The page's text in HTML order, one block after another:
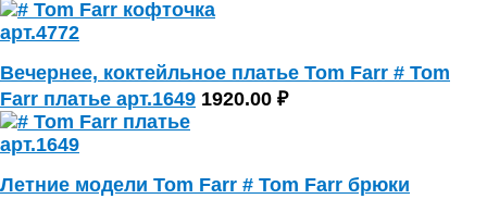
Вечернее, коктейльное платье Tom Farr # Tom
Farr платье арт.1649 1920.00 ₽
Летние модели Tom Farr # Tom Farr брюки